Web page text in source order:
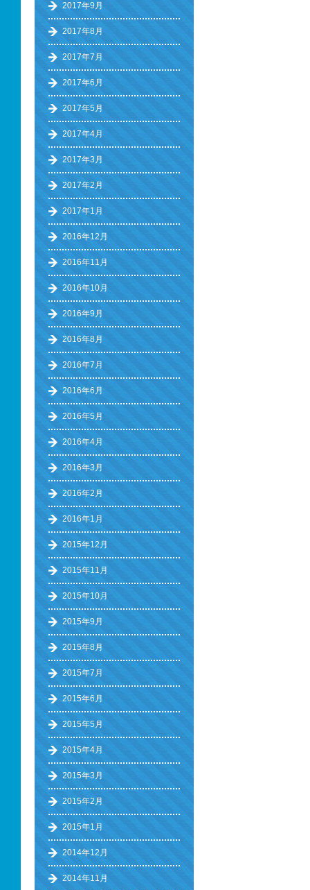
2017年9月
2017年8月
2017年7月
2017年6月
2017年5月
2017年4月
2017年3月
2017年2月
2017年1月
2016年12月
2016年11月
2016年10月
2016年9月
2016年8月
2016年7月
2016年6月
2016年5月
2016年4月
2016年3月
2016年2月
2016年1月
2015年12月
2015年11月
2015年10月
2015年9月
2015年8月
2015年7月
2015年6月
2015年5月
2015年4月
2015年3月
2015年2月
2015年1月
2014年12月
2014年11月